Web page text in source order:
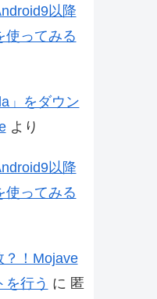
以降
使ってみる
」をダウン
より
以降
使ってみる
？！Mojave
を行う に 匿